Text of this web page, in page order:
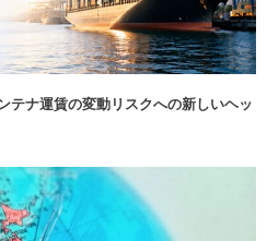
テナ運賃の変動リスクへの新しいヘッ